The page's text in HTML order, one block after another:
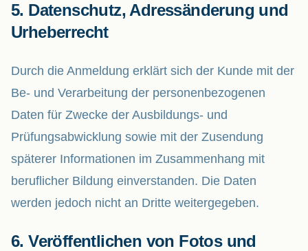
5. Datenschutz, Adressänderung und
Urheberrecht
Durch die Anmeldung erklärt sich der Kunde mit der
Be- und Verarbeitung der personenbezogenen
Daten für Zwecke der Ausbildungs- und
Prüfungsabwicklung sowie mit der Zusendung
späterer Informationen im Zusammenhang mit
beruflicher Bildung einverstanden. Die Daten
werden jedoch nicht an Dritte weitergegeben.
6. Veröffentlichen von Fotos und